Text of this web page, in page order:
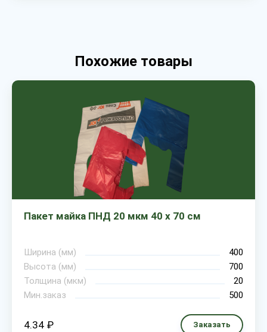
Похожие товары
Пакет майка ПНД 20 мкм 40 х 70 см
Ширина (мм)
400
Высота (мм)
700
Толщина (мкм)
20
Мин.заказ
500
4.34 ₽ Заказать